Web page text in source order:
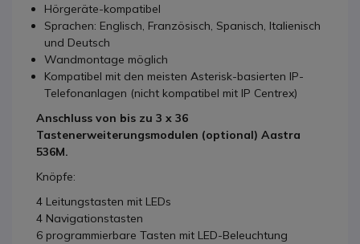
Hörgeräte-kompatibel
Sprachen: Englisch, Französisch, Spanisch, Italienisch
und Deutsch
Wandmontage möglich
Kompatibel mit den meisten Asterisk-basierten IP-
Telefonanlagen (nicht kompatibel mit IP Centrex)
Anschluss von bis zu 3 x 36
Tastenerweiterungsmodulen (optional) Aastra
536M.
Knöpfe:
4 Leitungstasten mit LEDs
4 Navigationstasten
6 programmierbare Tasten mit LED-Beleuchtung